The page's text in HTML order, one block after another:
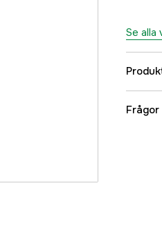
Se alla